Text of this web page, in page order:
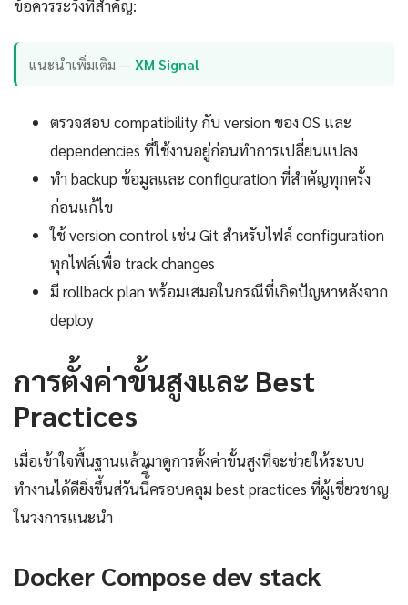
ข้อควรระวังที่สำคัญ:
แนะนำเพิ่มเติม —XM Signal
ตรวจสอบ compatibility กับ version ของ OS และ
dependencies ที่ใช้งานอยู่ก่อนทำการเปลี่ยนแปลง
ทำ backup ข้อมูลและ configuration ที่สำคัญทุกครั้ง
ก่อนแก้ไข
ใช้ version control เช่น Git สำหรับไฟล์ configuration
ทุกไฟล์เพื่อ track changes
มี rollback plan พร้อมเสมอในกรณีที่เกิดปัญหาหลังจาก
deploy
การตั้งค่าขั้นสูงและ Best
Practices
เมื่อเข้าใจพื้นฐานแล้วมาดูการตั้งค่าขั้นสูงที่จะช่วยให้ระบบ
ทำงานได้ดียิ่งขึ้นส่วันนี้ี้ครอบคลุม best practices ที่ผู้เชี่ยวชาญ
ในวงการแนะนำ
Docker Compose dev stack